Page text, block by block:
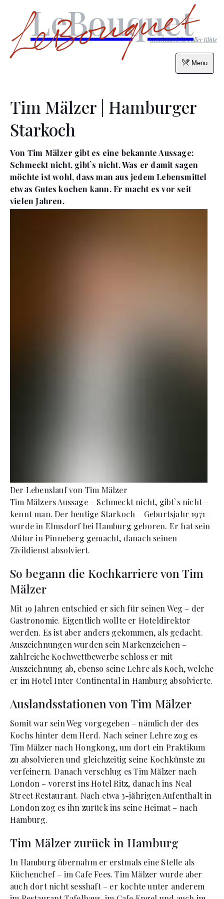
Menu
LeBouquet
Geschmack in voller Blüte
Tim Mälzer | Hamburger
Starkoch
Von Tim Mälzer gibt es eine bekannte Aussage:
Schmeckt nicht, gibt`s nicht. Was er damit sagen
möchte ist wohl, dass man aus jedem Lebensmittel
etwas Gutes kochen kann. Er macht es vor seit
vielen Jahren.
Der Lebenslauf von Tim Mälzer
Tim Mälzers Aussage – Schmeckt nicht, gibt`s nicht –
kennt man. Der heutige Starkoch – Geburtsjahr 1971 –
wurde in Elmsdorf bei Hamburg geboren. Er hat sein
Abitur in Pinneberg gemacht, danach seinen
Zivildienst absolviert.
So begann die Kochkarriere von Tim
Mälzer
Mit 19 Jahren entschied er sich für seinen Weg – der
Gastronomie. Eigentlich wollte er Hoteldirektor
werden. Es ist aber anders gekommen, als gedacht.
Auszeichnungen wurden sein Markenzeichen –
zahlreiche Kochwettbewerbe schloss er mit
Auszeichnung ab, ebenso seine Lehre als Koch, welche
er im Hotel Inter Continental in Hamburg absolvierte.
Auslandsstationen von Tim Mälzer
Somit war sein Weg vorgegeben – nämlich der des
Kochs hinter dem Herd. Nach seiner Lehre zog es
Tim Mälzer nach Hongkong, um dort ein Praktikum
zu absolvieren und gleichzeitig seine Kochkünste zu
verfeinern. Danach verschlug es Tim Mälzer nach
London – vorerst ins Hotel Ritz, danach ins Neal
Street Restaurant. Nach etwa 3-jährigen Aufenthalt in
London zog es ihn zurück ins seine Heimat – nach
Hamburg.
Tim Mälzer zurück in Hamburg
In Hamburg übernahm er erstmals eine Stelle als
Küchenchef – im Cafe Fees. Tim Mälzer wurde aber
auch dort nicht sesshaft – er kochte unter anderem